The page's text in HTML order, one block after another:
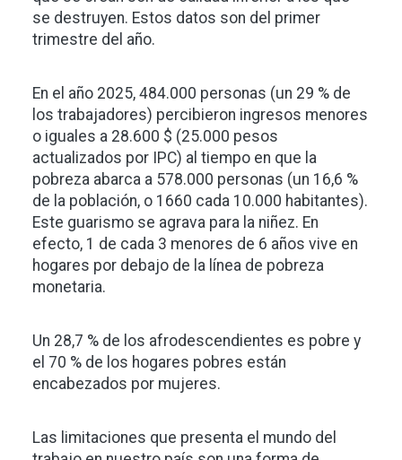
se destruyen. Estos datos son del primer
trimestre del año.
En el año 2025, 484.000 personas (un 29 % de
los trabajadores) percibieron ingresos menores
o iguales a 28.600 $ (25.000 pesos
actualizados por IPC) al tiempo en que la
pobreza abarca a 578.000 personas (un 16,6 %
de la población, o 1660 cada 10.000 habitantes).
Este guarismo se agrava para la niñez. En
efecto, 1 de cada 3 menores de 6 años vive en
hogares por debajo de la línea de pobreza
monetaria.
Un 28,7 % de los afrodescendientes es pobre y
el 70 % de los hogares pobres están
encabezados por mujeres.
Las limitaciones que presenta el mundo del